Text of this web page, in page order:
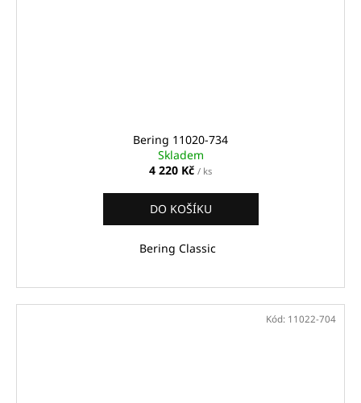
Bering 11020-734
Skladem
4 220 Kč / ks
DO KOŠÍKU
Bering Classic
Kód: 11022-704